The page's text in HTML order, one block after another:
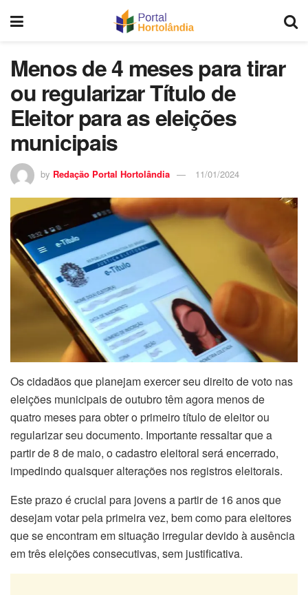
Menos de 4 meses para tirar
ou regularizar Título de
Eleitor para as eleições
municipais
by Redação Portal Hortolândia 11/01/2024
Os cidadãos que planejam exercer seu direito de voto nas
eleições municipais de outubro têm agora menos de
quatro meses para obter o primeiro título de eleitor ou
regularizar seu documento. Importante ressaltar que a
partir de 8 de maio, o cadastro eleitoral será encerrado,
impedindo quaisquer alterações nos registros eleitorais.
Este prazo é crucial para jovens a partir de 16 anos que
desejam votar pela primeira vez, bem como para eleitores
que se encontram em situação irregular devido à ausência
em três eleições consecutivas, sem justificativa.